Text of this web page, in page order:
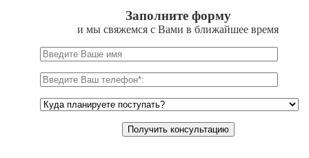
Заполните форму
и мы свяжемся с Вами в ближайшее время